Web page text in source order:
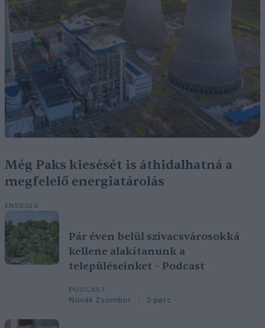
Még Paks kiesését is áthidalhatná a
megfelelő energiatárolás
ENERGIA
Pár éven belül szivacsvárosokká
kellene alakítanunk a
településeinket – Podcast
PODCAST
Novák Zsombor 2 perc